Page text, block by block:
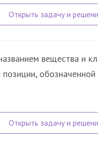
вещества и
обозначенной